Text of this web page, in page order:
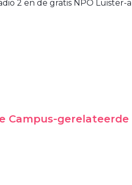
2 en de gratis NPO Luister-
Campus-